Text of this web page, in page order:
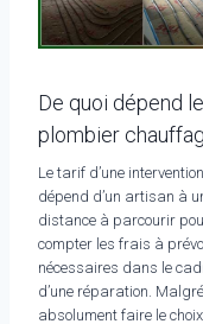
De quoi dépend
plombier
Le tarif d’une
dépend d’un artisan à
distance à parcourir
compter les frais à
nécessaires dans le
d’une réparation.
absolument faire le